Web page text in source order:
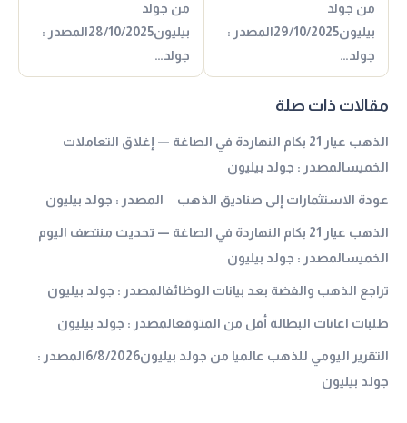
من جولد
بيليون29/10/2025المصدر :
جولد…
من جولد
بيليون28/10/2025المصدر :
جولد…
مقالات ذات صلة
الذهب عيار 21 بكام النهاردة في الصاغة — إغلاق التعاملات
الخميسالمصدر : جولد بيليون
عودة الاستثمارات إلى صناديق الذهب المصدر : جولد بيليون
الذهب عيار 21 بكام النهاردة في الصاغة — تحديث منتصف اليوم
الخميسالمصدر : جولد بيليون
تراجع الذهب والفضة بعد بيانات الوظائفالمصدر : جولد بيليون
طلبات اعانات البطالة أقل من المتوقعالمصدر : جولد بيليون
التقرير اليومي للذهب عالميا من جولد بيليون6/8/2026المصدر :
جولد بيليون